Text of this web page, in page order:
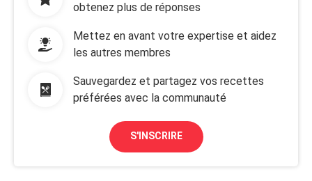
obtenez plus de réponses
Mettez en avant votre expertise et aidez
les autres membres
Sauvegardez et partagez vos recettes
préférées avec la communauté
S'INSCRIRE